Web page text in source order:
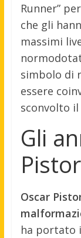
Runner”
che gli
massimi
simbolo di
essere
sconvolto
Gli
Oscar
ha portato